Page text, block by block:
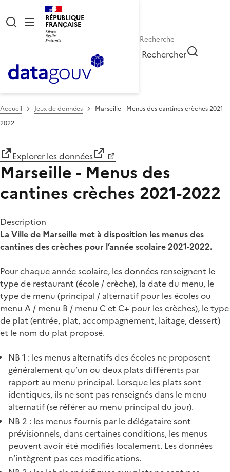
RÉPUBLIQUE
FRANÇAISE
Rechercher
Accueil Jeux de données
Marseille - Menus des cantines crèches 2021-
2022
Explorer les données
Marseille - Menus des
cantines crèches 2021-2022
Description
La Ville de Marseille met à disposition les menus des
cantines des crèches pour l’année scolaire 2021-2022.
Pour chaque année scolaire, les données renseignent le
type de restaurant (école / crèche), la date du menu, le
type de menu (principal / alternatif pour les écoles ou
menu A / menu B / menu C et C+ pour les crèches), le type
de plat (entrée, plat, accompagnement, laitage, dessert)
et le nom du plat proposé.
NB 1 : les menus alternatifs des écoles ne proposent
généralement qu’un ou deux plats différents par
rapport au menu principal. Lorsque les plats sont
identiques, ils ne sont pas renseignés dans le menu
alternatif (se référer au menu principal du jour).
NB 2 : les menus fournis par le délégataire sont
prévisionnels, dans certaines conditions, les menus
peuvent avoir été modifiés localement. Les données
n’intègrent pas ces modifications.